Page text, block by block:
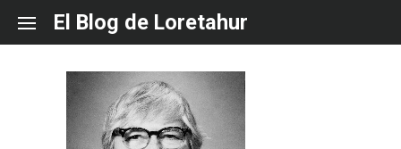
content
El Blog de Loretahur